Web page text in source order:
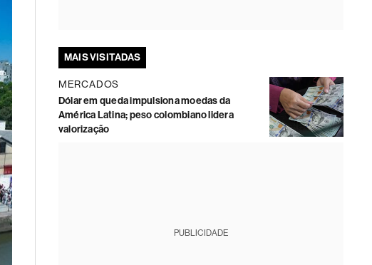
MAIS VISITADAS
MERCADOS
Dólar em queda impulsiona moedas da
América Latina; peso colombiano lidera
valorização
PUBLICIDADE